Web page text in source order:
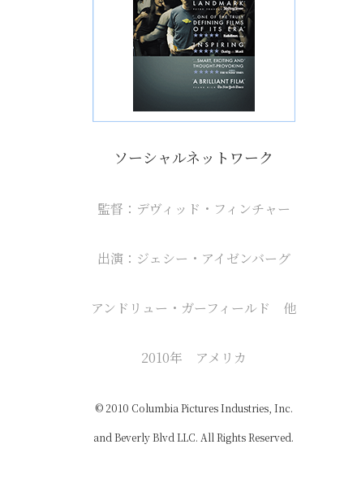
ソーシャルネットワーク
監督：デヴィッド・フィンチャー
出演：ジェシー・アイゼンバーグ
アンドリュー・ガーフィールド 他
2010年 アメリカ
© 2010 Columbia Pictures Industries, Inc.
and Beverly Blvd LLC. All Rights Reserved.